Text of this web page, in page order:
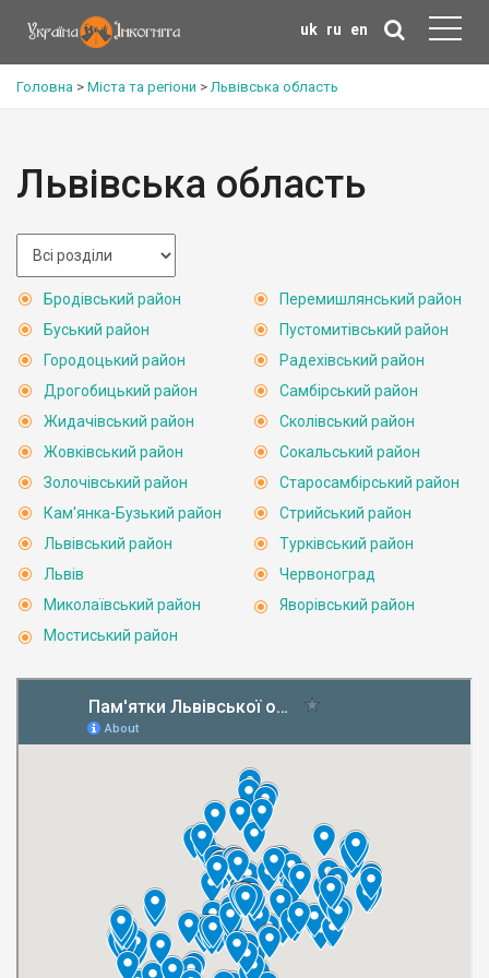
uk ru en
Головна > Міста та регіони >Львівська область
Львівська область
Бродівський район
Буський район
Городоцький район
Дрогобицький район
Жидачівський район
Жовківський район
Золочівський район
Кам'янка-Бузький район
Львівський район
Львів
Миколаївський район
Мостиський район
Перемишлянський район
Пустомитівський район
Радехівський район
Самбірський район
Сколівський район
Сокальський район
Старосамбірський район
Стрийський район
Турківський район
Червоноград
Яворівський район